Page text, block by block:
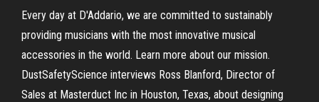
Every day at D'Addario, we are committed to sustainably
providing musicians with the most innovative musical
accessories in the world. Learn more about our mission.
DustSafetyScience interviews Ross Blanford, Director of
Sales at Masterduct Inc in Houston, Texas, about designing